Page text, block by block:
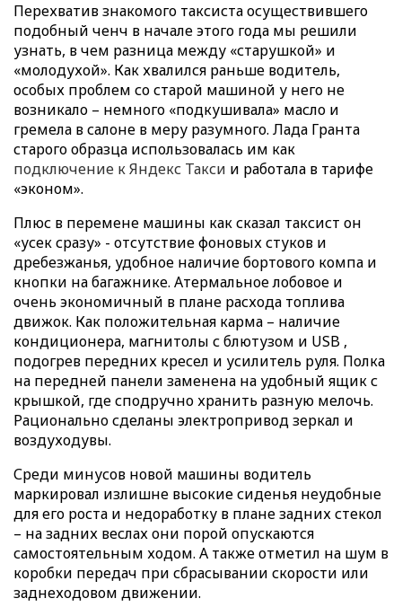
Перехватив знакомого таксиста осуществившего
подобный ченч в начале этого года мы решили
узнать, в чем разница между «старушкой» и
«молодухой». Как хвалился раньше водитель,
особых проблем со старой машиной у него не
возникало – немного «подкушивала» масло и
гремела в салоне в меру разумного. Лада Гранта
старого образца использовалась им как
подключение к Яндекс Такси и работала в тарифе
«эконом».
Плюс в перемене машины как сказал таксист он
«усек сразу» - отсутствие фоновых стуков и
дребезжанья, удобное наличие бортового компа и
кнопки на багажнике. Атермальное лобовое и
очень экономичный в плане расхода топлива
движок. Как положительная карма – наличие
кондиционера, магнитолы с блютузом и USB ,
подогрев передних кресел и усилитель руля. Полка
на передней панели заменена на удобный ящик с
крышкой, где сподручно хранить разную мелочь.
Рационально сделаны электропривод зеркал и
воздуходувы.
Среди минусов новой машины водитель
маркировал излишне высокие сиденья неудобные
для его роста и недоработку в плане задних стекол
– на задних веслах они порой опускаются
самостоятельным ходом. А также отметил на шум в
коробки передач при сбрасывании скорости или
заднеходовом движении.